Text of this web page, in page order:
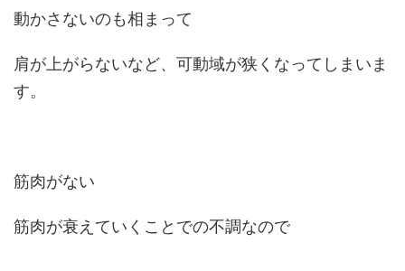
動かさないのも相まって
肩が上がらないなど、可動域が狭くなってしまいま
す。
筋肉がない
筋肉が衰えていくことでの不調なので